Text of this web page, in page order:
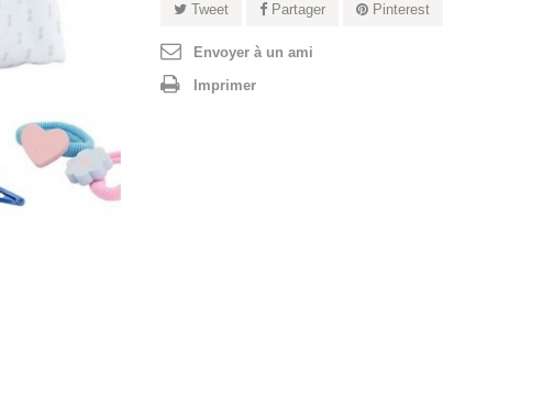
Tweet Partager Pinterest
Envoyer à un ami
Imprimer